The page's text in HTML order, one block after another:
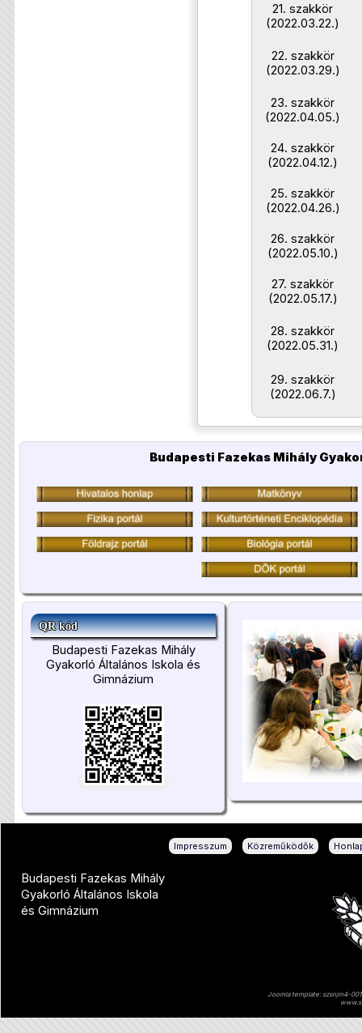
21. szakkör
(2022.03.22.)
22. szakkör
(2022.03.29.)
23. szakkör
(2022.04.05.)
24. szakkör
(2022.04.12.)
25. szakkör
(2022.04.26.)
26. szakkör
(2022.05.10.)
27. szakkör
(2022.05.17.)
28. szakkör
(2022.05.31.)
29. szakkör
(2022.06.7.)
Budapesti Fazekas Mihály
QR kód
Budapesti Fazekas Mihály
Gyakorló Általános Iskola és
Gimnázium
Impresszum Közreműködők
Budapesti Fazekas Mihály
Gyakorló Általános Iskola
és Gimnázium
Joomla template: szsnjm4-